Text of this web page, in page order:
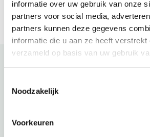
informatie over uw gebruik van onze
partners voor social media,
partners kunnen deze gegevens
informatie die u aan ze heeft verstrekt
verzameld op basis van uw gebruik
Noodzakelijk
Voorkeuren
Bekijk ook eens
te zien wat deze prachtige omgeving